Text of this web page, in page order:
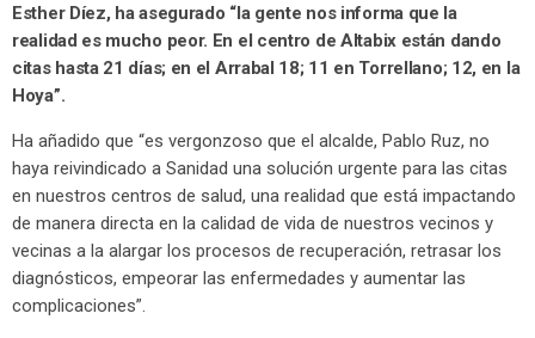
Esther Díez, ha asegurado “la gente nos informa que la
realidad es mucho peor. En el centro de Altabix están dando
citas hasta 21 días; en el Arrabal 18; 11 en Torrellano; 12, en la
Hoya”.
Ha añadido que “es vergonzoso que el alcalde, Pablo Ruz, no
haya reivindicado a Sanidad una solución urgente para las citas
en nuestros centros de salud, una realidad que está impactando
de manera directa en la calidad de vida de nuestros vecinos y
vecinas a la alargar los procesos de recuperación, retrasar los
diagnósticos, empeorar las enfermedades y aumentar las
complicaciones”.